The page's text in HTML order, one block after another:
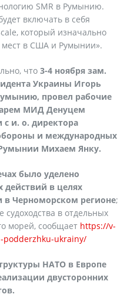
SMR в Румынию.
включать в себя
который изначально
мест в США и Румынии».
что 3-4 ноября зам.
Украины Игорь
провел рабочие
МИД Денуцем
с и. о. директора
и международных
Михаем Янку.
было уделено
в целях
в Черноморском регионе;
в отдельных
морей, сообщает https://v-
podderzhku-ukrainy/
НАТО в Европе
двусторонних